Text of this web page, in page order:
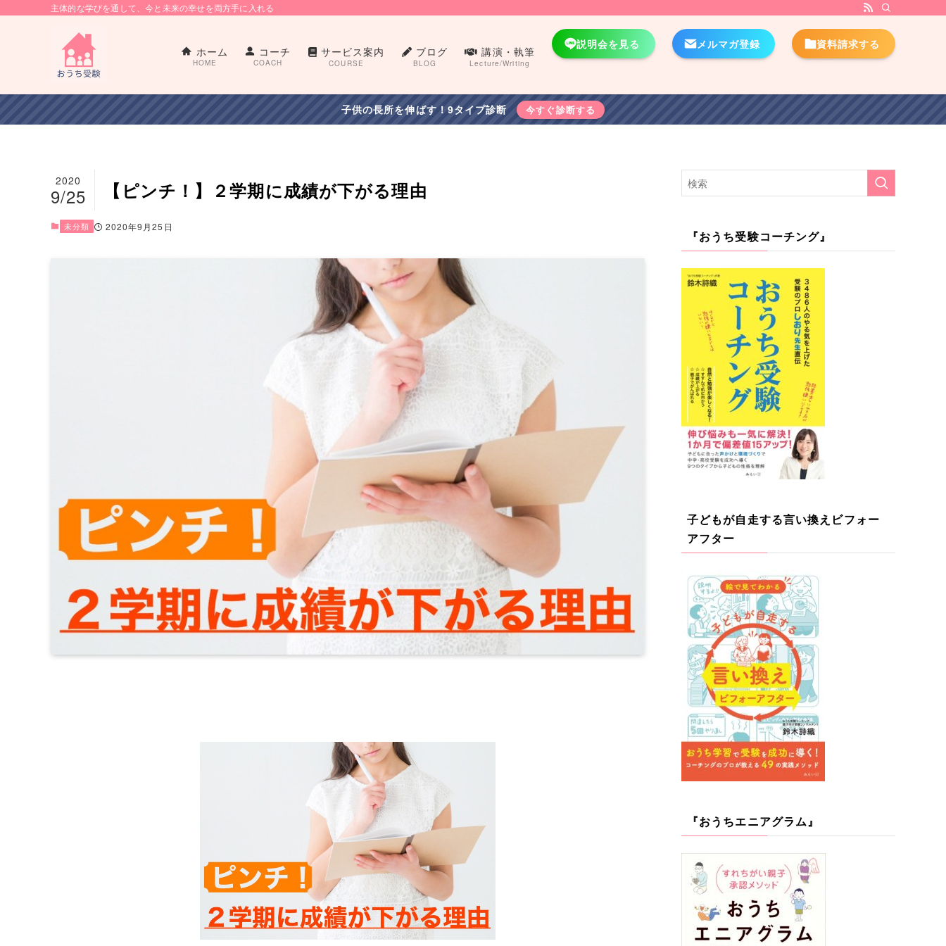
主体的な学びを通して、今と未来の幸せを両方手に入れる
ホーム
HOME
コーチ
COACH
サービス案内
COURSE
ブログ
BLOG
講演・執筆
Lecture/Writing
説明会を見る メルマガ登録 資料請求する
子供の長所を伸ばす！9タイプ診断 今すぐ診断する
【ピンチ！】２学期に成績が下がる理由
2020
9/25
未分類 2020年9月25日
『おうち受験コーチング』
子どもが自走する言い換えビフォー
アフター
『おうちエニアグラム』